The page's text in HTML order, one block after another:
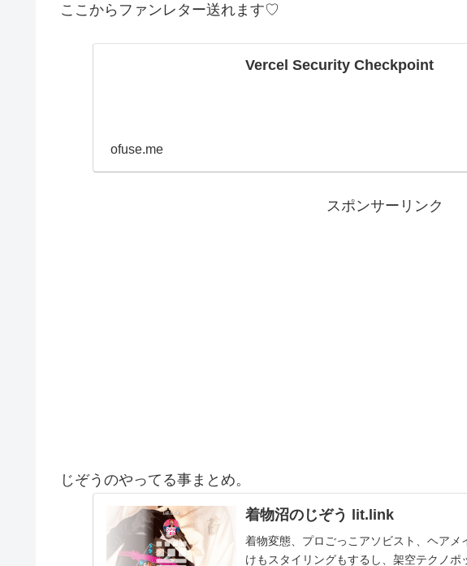
ここからファンレター送れます♡
Vercel Security Checkpoint
ofuse.me
スポンサーリンク
じぞうのやってる事まとめ。
着物沼のじぞう lit.link
着物変態、プロごっこアソビスト、ヘア
けもスタイリングもするし、架空テクノポ